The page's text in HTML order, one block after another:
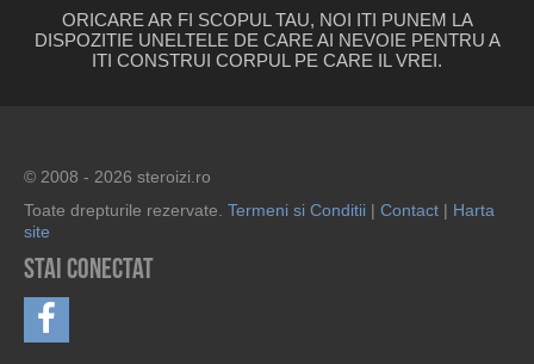
ORICARE AR FI SCOPUL TAU, NOI ITI PUNEM LA
DISPOZITIE UNELTELE DE CARE AI NEVOIE PENTRU A
ITI CONSTRUI CORPUL PE CARE IL VREI.
© 2008 - 2026 steroizi.ro
Toate drepturile rezervate. Termeni si Conditii | Contact | Harta
site
Stai conectat